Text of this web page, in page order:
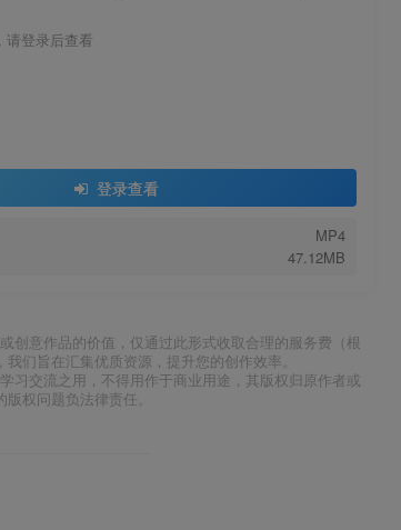
请登录后查看
登录查看
MP4
47.12MB
创意作品的价值，仅通过此形式收取合理的服务费（根
们旨在汇集优质资源，提升您的创作效率。
习交流之用，不得用作于商业用途，其版权归原作者或
权问题负法律责任。